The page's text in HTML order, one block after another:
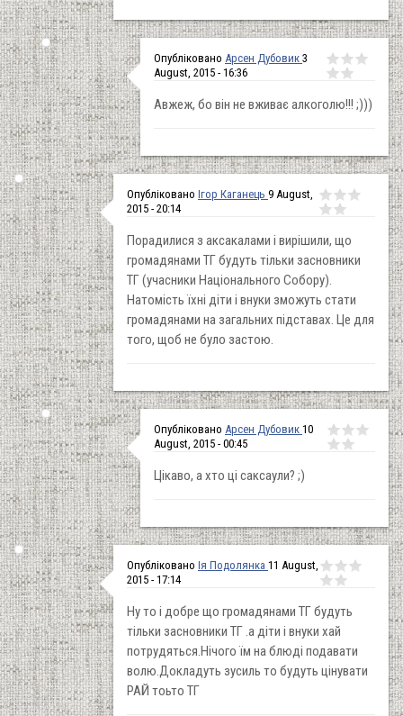
Опубліковано Арсен Дубовик 3
August, 2015 - 16:36
Авжеж, бо він не вживає алкоголю!!! ;)))
Опубліковано Ігор Каганець 9 August,
2015 - 20:14
Порадилися з аксакалами і вирішили, що
громадянами ТГ будуть тільки засновники
ТГ (учасники Національного Собору).
Натомість їхні діти і внуки зможуть стати
громадянами на загальних підставах. Це для
того, щоб не було застою.
Опубліковано Арсен Дубовик 10
August, 2015 - 00:45
Цікаво, а хто ці саксаули? ;)
Опубліковано Ія Подолянка 11 August,
2015 - 17:14
Ну то і добре що громадянами ТГ будуть
тільки засновники ТГ .а діти і внуки хай
потрудяться.Нічого їм на блюді подавати
волю.Докладуть зусиль то будуть цінувати
РАЙ тоьто ТГ